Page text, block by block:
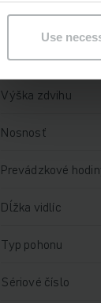
Use
Rok výroby batérie
Rok
Výška zdvihu
Nosnosť
Prevádzkové
Dĺžka vidlíc
Typ pohonu
Sériové číslo